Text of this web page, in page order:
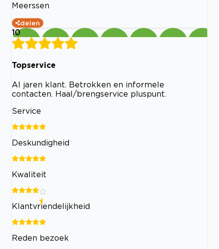
Meerssen
delen
10
Topservice
Al jaren klant. Betrokken en informele
contacten. Haal/brengservice pluspunt.
Service
Deskundigheid
Kwaliteit
Klantvriendelijkheid
Reden bezoek